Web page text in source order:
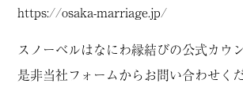
https://osaka-marriage.jp/
スノーベルはなにわ縁結びの公式カウ
是非当社フォームからお問い合わせく